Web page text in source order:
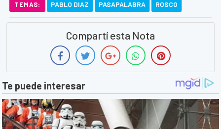
TEMAS: PABLO DIAZ PASAPALABRA ROSCO
Compartí esta Nota